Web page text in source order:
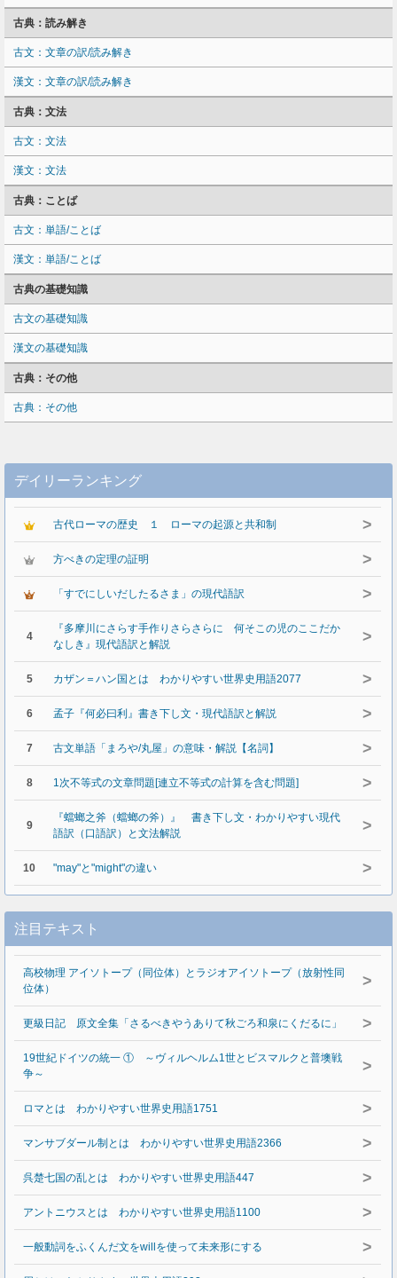
古典：読み解き
古文：文章の訳/読み解き
漢文：文章の訳/読み解き
古典：文法
古文：文法
漢文：文法
古典：ことば
古文：単語/ことば
漢文：単語/ことば
古典の基礎知識
古文の基礎知識
漢文の基礎知識
古典：その他
古典：その他
デイリーランキング
古代ローマの歴史 １ ローマの起源と共和制 >
方べきの定理の証明 >
「すでにしいだしたるさま」の現代語訳 >
4
『多摩川にさらす手作りさらさらに 何そこの児のここだか
なしき』現代語訳と解説
>
5 カザン＝ハン国とは わかりやすい世界史用語2077 >
6 孟子『何必曰利』書き下し文・現代語訳と解説 >
7 古文単語「まろや/丸屋」の意味・解説【名詞】 >
8 1次不等式の文章問題[連立不等式の計算を含む問題] >
9
『蟷螂之斧（蟷螂の斧）』 書き下し文・わかりやすい現代
語訳（口語訳）と文法解説
>
10 "may"と"might"の違い >
注目テキスト
高校物理 アイソトープ（同位体）とラジオアイソトープ（放射性同
位体）
>
更級日記 原文全集「さるべきやうありて秋ごろ和泉にくだるに」 >
19世紀ドイツの統一 ① ～ヴィルヘルム1世とビスマルクと普墺戦
争～
>
ロマとは わかりやすい世界史用語1751 >
マンサブダール制とは わかりやすい世界史用語2366 >
呉楚七国の乱とは わかりやすい世界史用語447 >
アントニウスとは わかりやすい世界史用語1100 >
一般動詞をふくんだ文をwillを使って未来形にする >